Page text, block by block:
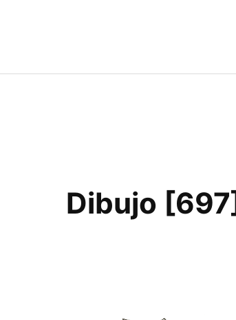
Dibujo [697]